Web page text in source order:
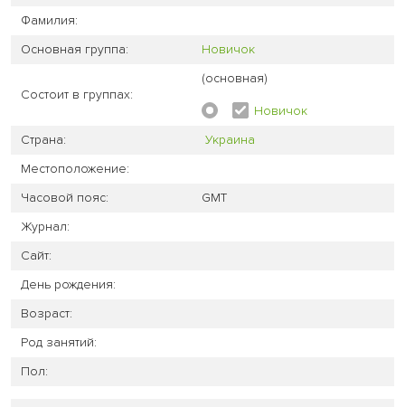
Фамилия:
Основная группа:
Новичок
Состоит в группах:
(основная)
Новичок
Страна:
Украина
Местоположение:
Часовой пояс:
GMT
Журнал:
Сайт:
День рождения:
Возраст:
Род занятий:
Пол: